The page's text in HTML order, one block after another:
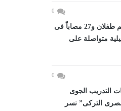
0
4 شهداء بينهم طفلان و27 مصاباً فى
متواصلة على
0
التدريب الجوى
التركى” نسر